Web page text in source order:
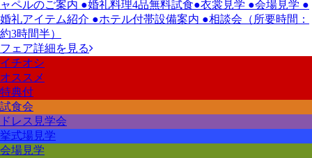
ャペルのご案内 ●婚礼料理4品無料試食●衣裳見学 ●会場見学 ●
婚礼アイテム紹介 ●ホテル付帯設備案内 ●相談会（所要時間：
約3時間半）
フェア詳細を見る
イチオシ
オススメ
特典付
試食会
ドレス見学会
挙式場見学
会場見学